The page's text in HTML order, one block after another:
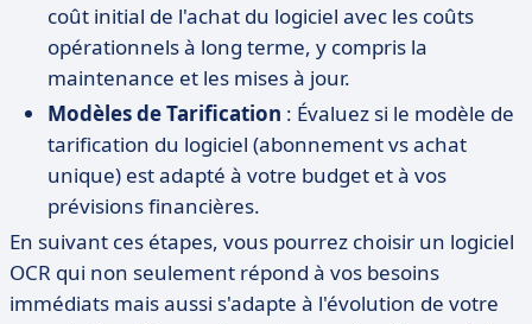
coût initial de l'achat du logiciel avec les coûts
opérationnels à long terme, y compris la
maintenance et les mises à jour.
Modèles de Tarification : Évaluez si le modèle de
tarification du logiciel (abonnement vs achat
unique) est adapté à votre budget et à vos
prévisions financières.
En suivant ces étapes, vous pourrez choisir un logiciel
OCR qui non seulement répond à vos besoins
immédiats mais aussi s'adapte à l'évolution de votre